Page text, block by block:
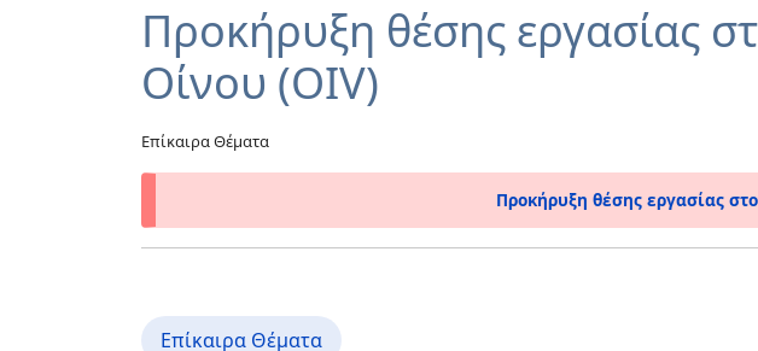
Προκήρυξη θέσης εργασίας
Οίνου (OIV)
Επίκαιρα Θέματα
Προκήρυξη θέσης εργασίας
Επίκαιρα Θέματα